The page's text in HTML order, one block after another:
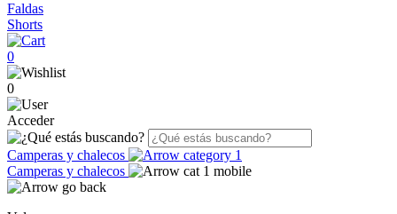
Faldas
Shorts
0
0
Acceder
Camperas y chalecos
Camperas y chalecos